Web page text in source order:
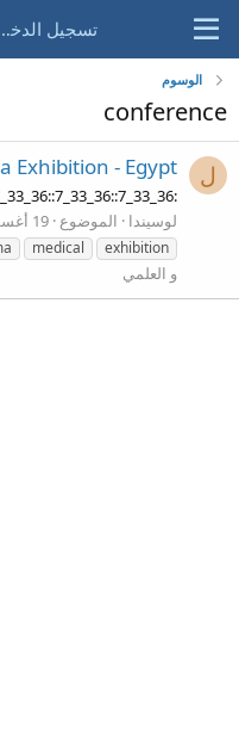
تسجيل
الوسوم
conference
ل Exhibition - Egypt
:36_33_7::36_33_7::36_33_7::
لوسيندا
الموضوع 19 أغسطس 2009
exhibition
medical
و العلمي